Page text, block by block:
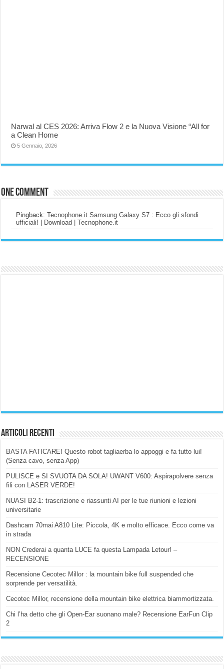
Narwal al CES 2026: Arriva Flow 2 e la Nuova Visione “All for
a Clean Home
5 Gennaio, 2026
One comment
Pingback:Tecnophone.it Samsung Galaxy S7 : Ecco gli sfondi
ufficiali! | Download | Tecnophone.it
Articoli Recenti
BASTA FATICARE! Questo robot tagliaerba lo appoggi e fa tutto lui!
(Senza cavo, senza App)
PULISCE e SI SVUOTA DA SOLA! UWANT V600: Aspirapolvere senza
fili con LASER VERDE!
NUASI B2-1: trascrizione e riassunti AI per le tue riunioni e lezioni
universitarie
Dashcam 70mai A810 Lite: Piccola, 4K e molto efficace. Ecco come va
in strada
NON Crederai a quanta LUCE fa questa Lampada Letour! –
RECENSIONE
Recensione Cecotec Millor : la mountain bike full suspended che
sorprende per versatilità.
Cecotec Millor, recensione della mountain bike elettrica biammortizzata.
Chi l’ha detto che gli Open-Ear suonano male? Recensione EarFun Clip
2